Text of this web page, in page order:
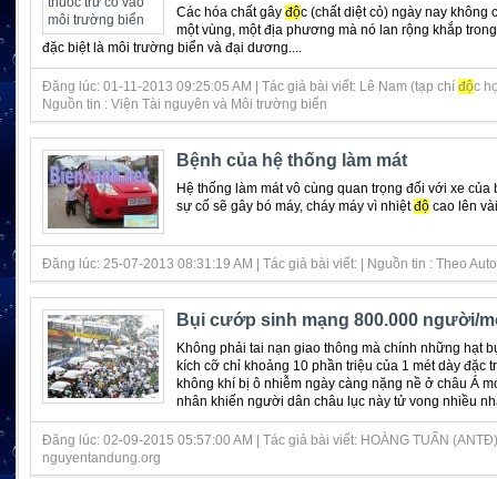
Các hóa chất gây độc (chất diệt cỏ) ngày nay không
một vùng, một địa phương mà nó lan rộng khắp
đặc biệt là môi trường biển và đại dương....
Đăng lúc: 01-11-2013 09:25:05 AM | Tác giả bài viết: Lê Nam (tạp chí độc
Nguồn tin : Viện Tài nguyên và Môi trường biển
Bệnh của hệ thống làm mát
Hệ thống làm mát vô cùng quan trọng đối với xe của
sự cố sẽ gây bó máy, cháy máy vì nhiệtđộcao lên
Đăng lúc: 25-07-2013 08:31:19 AM | Tác giả bài viết: | Nguồn tin : Theo
Bụi cướp sinh mạng 800.000 người/
Không phải tai nạn giao thông mà chính những hạt
kích cỡ chỉ khoảng 10 phần triệu của 1 mét dày đặc
không khí bị ô nhiễm ngày càng nặng nề ở châu Á
nhân khiến người dân châu lục này tử vong nhiều
Đăng lúc: 02-09-2015 05:57:00 AM | Tác giả bài viết: HOÀNG TUẤN
nguyentandung.org